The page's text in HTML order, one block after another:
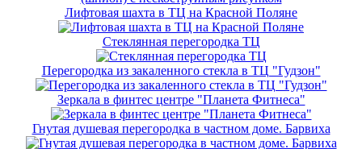
Лифтовая шахта в ТЦ на Красной Поляне
Стеклянная перегородка ТЦ
Перегородка из закаленного стекла в ТЦ "Гудзон"
Зеркала в финтес центре "Планета Фитнеса"
Гнутая душевая перегородка в частном доме. Барвиха